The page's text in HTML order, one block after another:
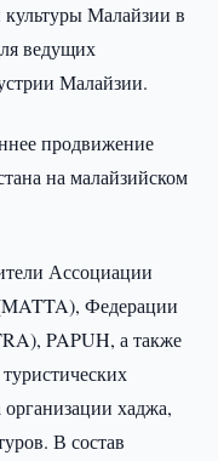
культуры Малайзии в
ведущих
Малайзии.
продвижение
на малайзийском
Ассоциации
Федерации
PAPUH, а также
хаджа,
В состав